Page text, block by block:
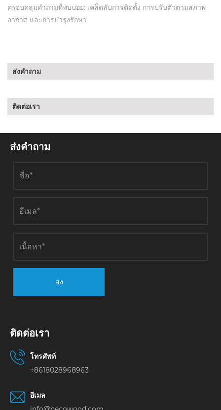
ครอบคลุมคำถามที่พบบ่อย: เคล็ดลับการติดตั้ง การปรับตัวตามสภาพ
อากาศ และการบำรุงรักษา
ส่งคำถาม
ติดต่อเรา
ส่งคำถาม
ส่ง
ติดต่อเรา
โทรศัพท์
+8618028968963
อีเมล